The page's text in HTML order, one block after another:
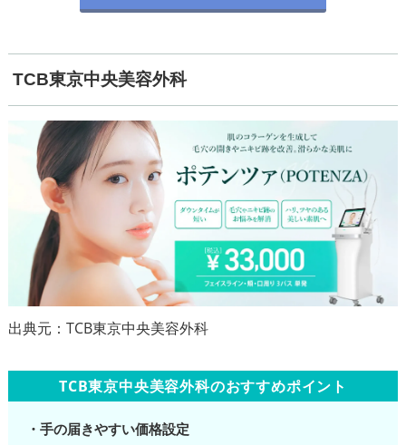
TCB東京中央美容外科
出典元：TCB東京中央美容外科
TCB東京中央美容外科のおすすめポイント
・手の届きやすい価格設定